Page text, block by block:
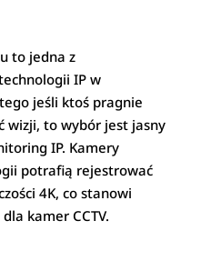
to jedna z
IP w
jeśli ktoś pragnie
wizji, to wybór jest jasny
IP. Kamery
potrafią rejestrować
4K, co stanowi
kamer CCTV.